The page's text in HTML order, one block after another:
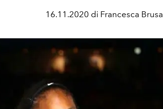
16.11.2020 di Francesca Brusa